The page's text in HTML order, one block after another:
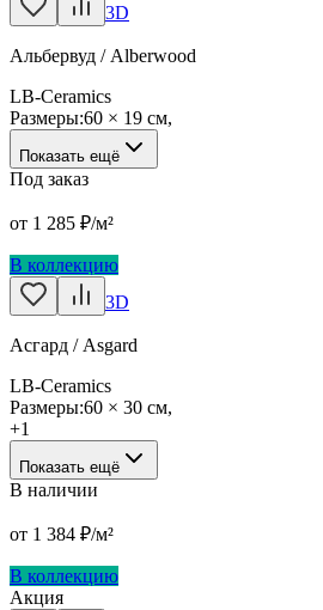
3D
Альбервуд / Alberwood
LB-Ceramics
Размеры:60 × 19 см,
Показать ещё
Под заказ
от 1 285 ₽/м²
В коллекцию
3D
Асгард / Asgard
LB-Ceramics
Размеры:60 × 30 см,
+1
Показать ещё
В наличии
от 1 384 ₽/м²
В коллекцию
Акция